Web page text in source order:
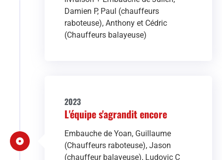
Damien P, Paul (chauffeurs
raboteuse), Anthony et Cédric
(Chauffeurs balayeuse)
2023
L'équipe s'agrandit encore
Embauche de Yoan, Guillaume
(Chauffeurs raboteuse), Jason
(chauffeur balayeuse), Ludovic C